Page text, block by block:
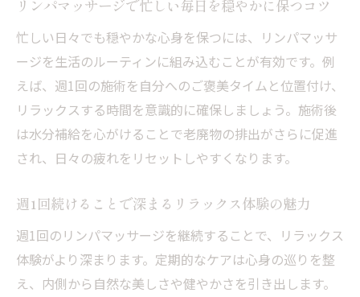
リンパマッサージで忙しい毎日を穏やかに保つコツ
忙しい日々でも穏やかな心身を保つには、リンパマッサ
ージを生活のルーティンに組み込むことが有効です。例
えば、週1回の施術を自分へのご褒美タイムと位置付け、
リラックスする時間を意識的に確保しましょう。施術後
は水分補給を心がけることで老廃物の排出がさらに促進
され、日々の疲れをリセットしやすくなります。
週1回続けることで深まるリラックス体験の魅力
週1回のリンパマッサージを継続することで、リラックス
体験がより深まります。定期的なケアは心身の巡りを整
え、内側から自然な美しさや健やかさを引き出します。